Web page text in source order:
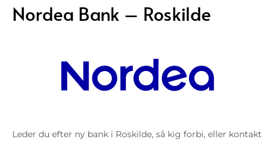
Nordea Bank – Roskilde
Leder du efter ny bank i Roskilde, så kig forbi, eller kontakt